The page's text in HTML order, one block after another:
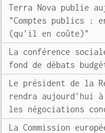
Terra Nova publie
"Comptes publics :
(qu'il en coûte)"
La conférence
fond de débats
Le président de la
rendra aujourd'hui
les négociations
La Commission